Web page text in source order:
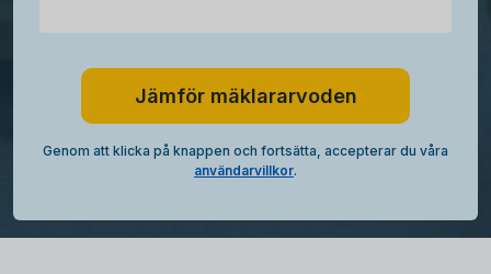
Jämför mäklararvoden
Genom att klicka på knappen och fortsätta, accepterar du våra
användarvillkor.